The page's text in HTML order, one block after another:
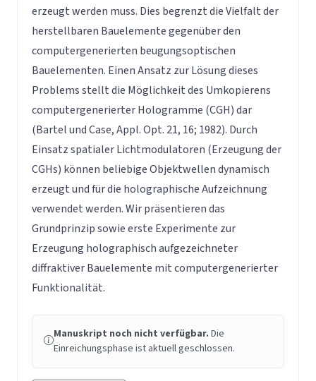
erzeugt werden muss. Dies begrenzt die Vielfalt der
herstellbaren Bauelemente gegenüber den
computergenerierten beugungsoptischen
Bauelementen. Einen Ansatz zur Lösung dieses
Problems stellt die Möglichkeit des Umkopierens
computergenerierter Hologramme (CGH) dar
(Bartel und Case, Appl. Opt. 21, 16; 1982). Durch
Einsatz spatialer Lichtmodulatoren (Erzeugung der
CGHs) können beliebige Objektwellen dynamisch
erzeugt und für die holographische Aufzeichnung
verwendet werden. Wir präsentieren das
Grundprinzip sowie erste Experimente zur
Erzeugung holographisch aufgezeichneter
diffraktiver Bauelemente mit computergenerierter
Funktionalität.
Manuskript noch nicht verfügbar. Die
Einreichungsphase ist aktuell geschlossen.